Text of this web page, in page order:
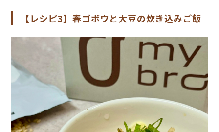
【レシピ3】春ゴボウと大豆の炊き込みご飯